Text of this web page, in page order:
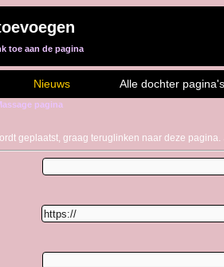
toe aan de pagina
Nieuws Alle dochter pagina's
pagina
geplaatst, graag teruglinken naar deze